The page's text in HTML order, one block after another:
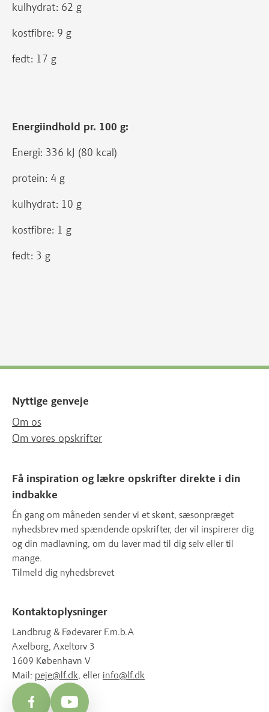
kulhydrat: 62 g
kostfibre: 9 g
fedt: 17 g
Energiindhold pr. 100 g:
Energi: 336 kJ (80 kcal)
protein: 4 g
kulhydrat: 10 g
kostfibre: 1 g
fedt: 3 g
Nyttige genveje
Om os
Om vores opskrifter
Få inspiration og lækre opskrifter direkte i din
indbakke
Én gang om måneden sender vi et skønt, sæsonpræget
nyhedsbrev med spændende opskrifter, der vil inspirerer dig
og din madlavning, om du laver mad til dig selv eller til
mange.
Tilmeld dig nyhedsbrevet
Kontaktoplysninger
Landbrug & Fødevarer F.m.b.A
Axelborg, Axeltorv 3
1609 København V
Mail: peje@lf.dk, eller info@lf.dk
FacebookYouTube